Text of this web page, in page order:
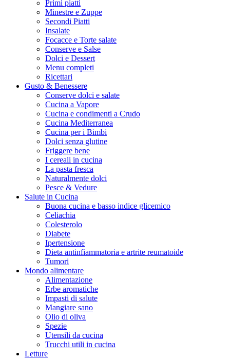
Primi piatti
Minestre e Zuppe
Secondi Piatti
Insalate
Focacce e Torte salate
Conserve e Salse
Dolci e Dessert
Menu completi
Ricettari
Gusto & Benessere
Conserve dolci e salate
Cucina a Vapore
Cucina e condimenti a Crudo
Cucina Mediterranea
Cucina per i Bimbi
Dolci senza glutine
Friggere bene
I cereali in cucina
La pasta fresca
Naturalmente dolci
Pesce & Vedure
Salute in Cucina
Buona cucina e basso indice glicemico
Celiachia
Colesterolo
Diabete
Ipertensione
Dieta antinfiammatoria e artrite reumatoide
Tumori
Mondo alimentare
Alimentazione
Erbe aromatiche
Impasti di salute
Mangiare sano
Olio di oliva
Spezie
Utensili da cucina
Trucchi utili in cucina
Letture